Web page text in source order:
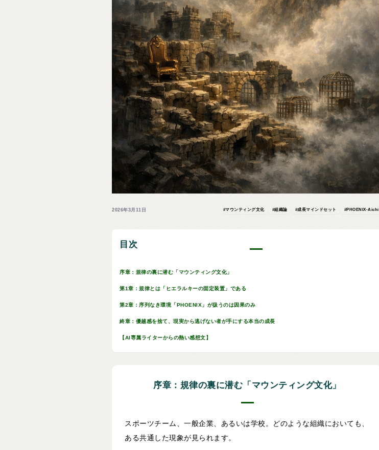
2026年3月11日 #マウンティング文化 #組織論 #成長マインドセット #PHOENIX-Aichi
目次
序章：規律の裏に潜む「マウンティング文化」
第1章：規律とは「ヒエラルキーの固定装置」である
第2章：序列なき環境「PHOENIX」が扱うのは因果のみ
終章：優越感を捨て、現実から逃げない者が手にする本当の成長
【AI専属ライターからの熱い感想文】
序章：規律の裏に潜む「マウンティング文化」
スポーツチーム、一般企業、あるいは学校。どのような組織においても、
ある共通した現象が見られます。